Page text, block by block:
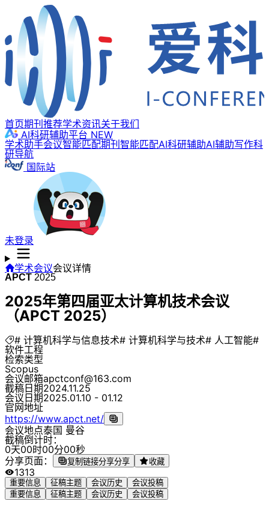
首页期刊推荐学术资讯关于我们
AI科研辅助平台 NEW
学术助手会议智能匹配期刊智能匹配AI科研辅助AI辅助写作科
研导航
国际站
未登录
学术会议会议详情
APCT 2025
2025年第四届亚太计算机技术会议
（APCT 2025）
# 计算机科学与信息技术# 计算机科学与技术# 人工智能#
软件工程
检索类型
Scopus
会议邮箱apctconf@163.com
截稿日期2024.11.25
会议日期2025.01.10 - 01.12
官网地址
https://www.apct.net/
会议地点泰国 曼谷
截稿倒计时：
0天00时00分00秒
分享页面：
复制链接分享分享 收藏
1313
重要信息 征稿主题 会议历史
会议投稿
重要信息
征稿主题 会议历史 会议投稿